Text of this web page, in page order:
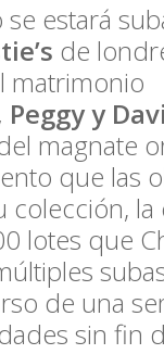
estará
de
matrimonio
y
magnate
que las
colección, la
lotes que
de una
sin fin